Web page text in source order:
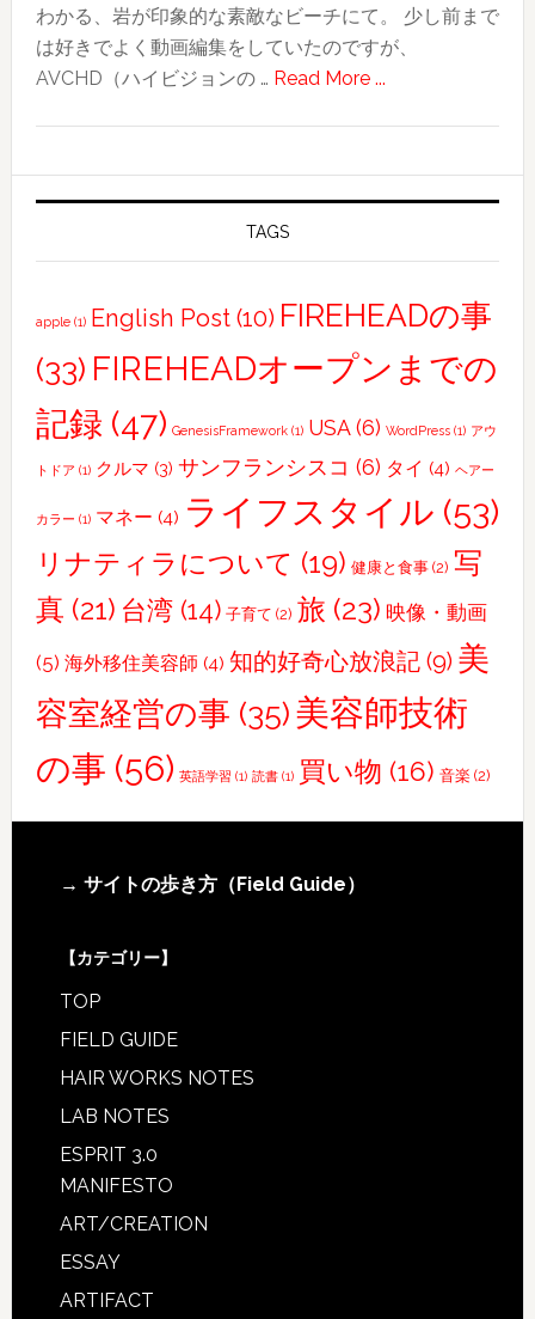
わかる、岩が印象的な素敵なビーチにて。 少し前まで
は好きでよく動画編集をしていたのですが、
AVCHD（ハイビジョンの … Read More ...about
で
4K
ー
ー
を
創
み
た
TAGS
apple(1) English Post(10) FIREHEADの事
(33) FIREHEADオープンまでの
記録 (47) GenesisFramework(1) USA(6) WordPress(1) アウ
トドア (1) クルマ (3) サンフランシスコ (6) タイ (4) ヘアー
カラー (1) マネー (4) ライフスタイル (53)
リナティラについて (19) 健康と食事(2) 写
真 (21) 台湾(14) 子育て (2) 旅 (23) 映像・動画
(5) 海外移住美容師 (4) 知的好奇心放浪記(9) 美
容室経営の事 (35)美容師技術
の事 (56) 英語学習 (1) 読書(1) 買い物 (16) 音楽(2)
Footer
→ サイトの歩き方（Field Guide）
【カテゴリー】
TOP
FIELD GUIDE
HAIR WORKS NOTES
LAB NOTES
ESPRIT 3.0
MANIFESTO
ART/CREATION
ESSAY
ARTIFACT